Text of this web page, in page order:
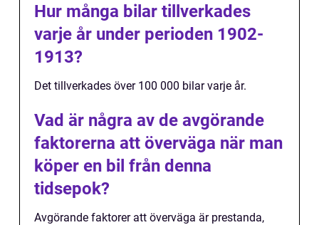
Hur många bilar tillverkades
varje år under perioden 1902-
1913?
Det tillverkades över 100 000 bilar varje år.
Vad är några av de avgörande
faktorerna att överväga när man
köper en bil från denna
tidsepok?
Avgörande faktorer att överväga är prestanda,